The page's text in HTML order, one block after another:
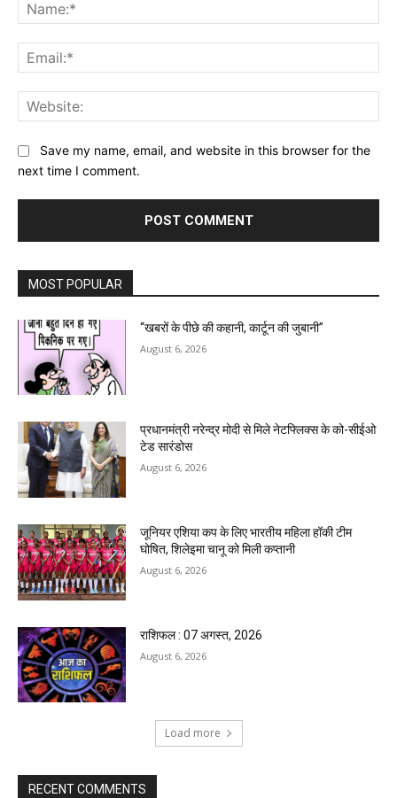
Save my name, email, and website in this browser for the
next time I comment.
MOST POPULAR
“खबरों के पीछे की कहानी, कार्टून की जुबानी”
August 6, 2026
प्रधानमंत्री नरेन्द्र मोदी से मिले नेटफ्लिक्स के को-सीईओ
टेड सारंडोस
August 6, 2026
जूनियर एशिया कप के लिए भारतीय महिला हॉकी टीम
घोषित, शिलेइमा चानू को मिली कप्तानी
August 6, 2026
राशिफल : 07 अगस्त, 2026
August 6, 2026
Load more
RECENT COMMENTS